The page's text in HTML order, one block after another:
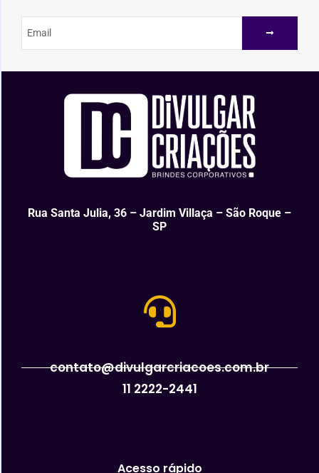
Rua Santa Julia, 36 – Jardim Villaça – São Roque –
SP
contato@divulgarcriacoes.com.br
11 2222-2441
Acesso rápido